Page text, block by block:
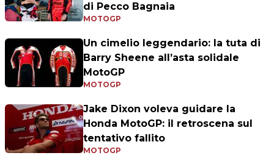
di Pecco Bagnaia
MOTOGP
Un cimelio leggendario: la tuta di
Barry Sheene all’asta solidale
MotoGP
MOTOGP
Jake Dixon voleva guidare la
Honda MotoGP: il retroscena sul
tentativo fallito
MOTOGP